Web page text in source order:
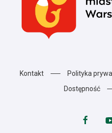
Kontakt Polityka
Dostępność